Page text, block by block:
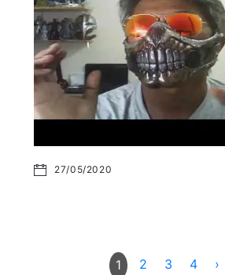
27/05/2020
1 2 3 4 ›